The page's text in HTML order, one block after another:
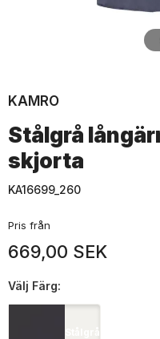
KAMRO
Stålgrå
skjorta
KA16699_260
Pris från
669,00 SEK
Välj Färg:
Stålgrå